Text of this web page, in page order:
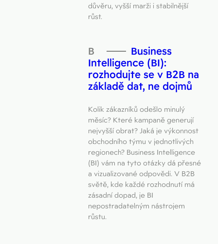
důvěru, vyšší marži i stabilnější
růst.
Business
Intelligence (BI):
rozhodujte se v B2B na
základě dat, ne dojmů
Kolik zákazníků odešlo minulý
měsíc? Které kampaně generují
nejvyšší obrat? Jaká je výkonnost
obchodního týmu v jednotlivých
regionech? Business Intelligence
(BI) vám na tyto otázky dá přesné
a vizualizované odpovědi. V B2B
světě, kde každé rozhodnutí má
zásadní dopad, je BI
nepostradatelným nástrojem
růstu.